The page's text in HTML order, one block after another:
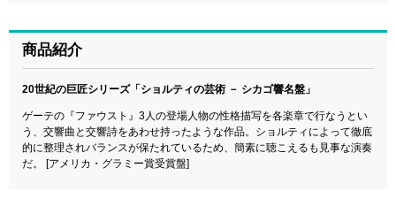
商品紹介
20世紀の巨匠シリーズ「ショルティの芸術 － シカゴ響名盤」
ゲーテの『ファウスト』3人の登場人物の性格描写を各楽章で行なうとい
う、交響曲と交響詩をあわせ持ったような作品。ショルティによって徹底
的に整理されバランスが保たれているため、簡素に聴こえるも見事な演奏
だ。 [アメリカ・グラミー賞受賞盤]